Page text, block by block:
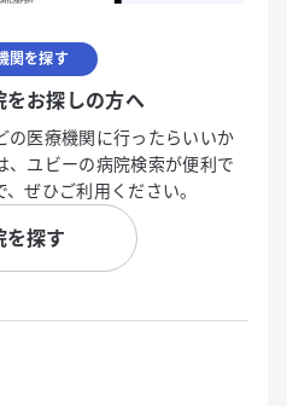
関を探す
をお探しの方へ
の医療機関に行ったらいいか
、ユビーの病院検索が便利で
ぜひご利用ください。
を探す